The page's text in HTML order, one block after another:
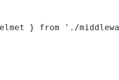
} from './